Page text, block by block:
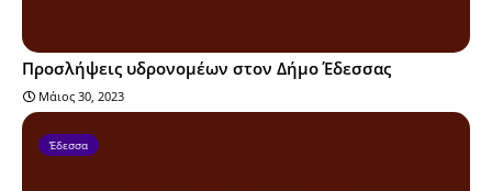
Προσλήψεις υδρονομέων στον Δήμο Έδεσσας
Μάιος 30, 2023
Έδεσσα